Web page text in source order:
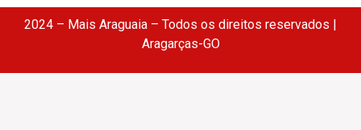
2024 – Mais Araguaia – Todos os direitos reservados |
Aragarças-GO